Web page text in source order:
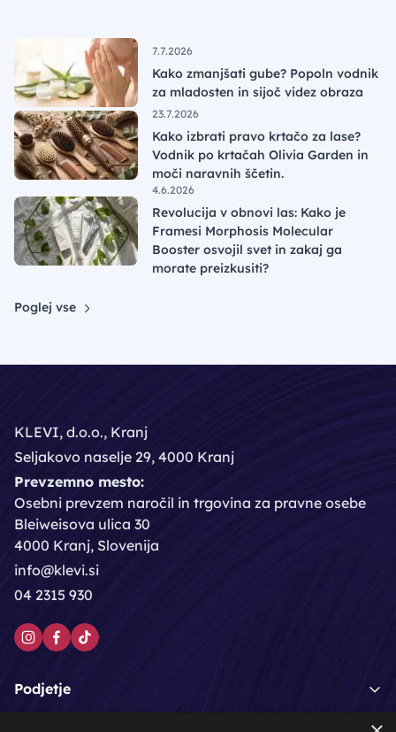
7.7.2026
Kako zmanjšati gube? Popoln vodnik
za mladosten in sijoč videz obraza
23.7.2026
Kako izbrati pravo krtačo za lase?
Vodnik po krtačah Olivia Garden in
moči naravnih ščetin.
4.6.2026
Revolucija v obnovi las: Kako je
Framesi Morphosis Molecular
Booster osvojil svet in zakaj ga
morate preizkusiti?
Poglej vse
KLEVI, d.o.o., Kranj
Seljakovo naselje 29, 4000 Kranj
Prevzemno mesto:
Osebni prevzem naročil in trgovina za pravne osebe
Bleiweisova ulica 30
4000 Kranj, Slovenija
info@klevi.si
04 2315 930
Podjetje